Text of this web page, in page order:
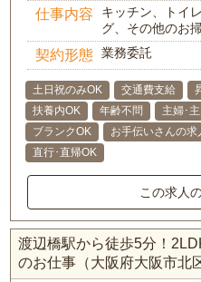
仕事内容
キッチン、トイ
グ、その他のお
契約形態 業務委託
土日祝のみOK 交通費支給
扶養内OK
年齢不問 主婦･
ブランクOK
お手伝いさんの求
直行･直帰OK
この求人
渡辺橋駅から徒歩5分！
のお仕事（大阪府大阪市北